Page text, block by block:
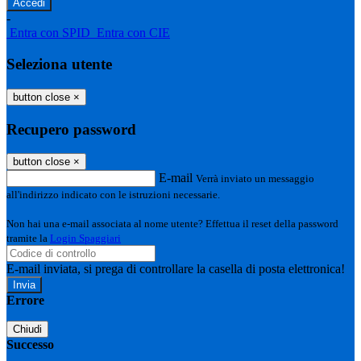
-
Entra con SPID Entra con CIE
Seleziona utente
button close ×
Recupero password
button close ×
E-mail Verrà inviato un messaggio
all'indirizzo indicato con le istruzioni necessarie.
Non hai una e-mail associata al nome utente? Effettua il reset della password
tramite la Login Spaggiari
E-mail inviata, si prega di controllare la casella di posta elettronica!
Errore
Chiudi
Successo